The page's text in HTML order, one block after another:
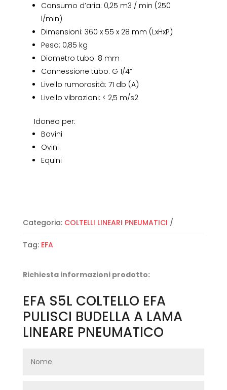
Consumo d’aria: 0,25 m3 / min (250
l/min)
Dimensioni: 360 x 55 x 28 mm (LxHxP)
Peso: 0,85 kg
Diametro tubo: 8 mm
Connessione tubo: G 1/4”
Livello rumorosità: 71 db (A)
Livello vibrazioni: < 2,5 m/s2
Idoneo per:
Bovini
Ovini
Equini
Categoria: COLTELLI LINEARI PNEUMATICI
Tag: EFA
Richiesta informazioni prodotto:
EFA S5L COLTELLO EFA
PULISCI BUDELLA A LAMA
LINEARE PNEUMATICO